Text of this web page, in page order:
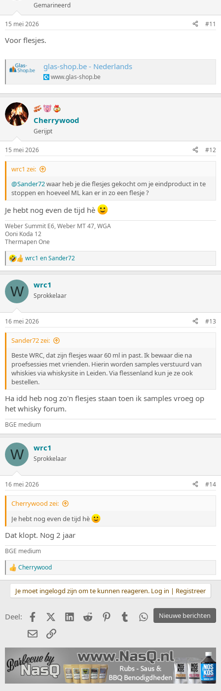
Gemarineerd
15 mei 2026 #11
Voor flesjes.
glas-shop.be - Nederlands
www.glas-shop.be
Cherrywood
Gerijpt
15 mei 2026 #12
wrc1 zei:
@Sander72waar heb je die flesjes gekocht om je eindproduct in te
stoppen en hoeveel ML kan er in zo een flesje ?
Je hebt nog even de tijd hè
Weber Summit E6, Weber MT 47, WGA
Ooni Koda 12
Thermapen One
W
a
r
d
e
n
g
e
wrc1 enSander72
W wrc1
Sprokkelaar
16 mei 2026 #13
Sander72 zei:
Beste WRC, dat zijn flesjes waar 60 ml in past. Ik bewaar die na
proefsessies met vrienden. Hierin worden samples verstuurd van
whiskies via whiskysite in Leiden. Via flessenland kun je ze ook
bestellen.
Ha idd heb nog zo'n flesjes staan toen ik samples vroeg op
het whisky forum.
BGE medium
W wrc1
Sprokkelaar
16 mei 2026 #14
Cherrywood zei:
Je hebt nog even de tijd hè
Dat klopt. Nog 2 jaar
BGE medium
W
a
a
r
e
n
:
Cherrywood
Je moet ingelogd zijn om te kunnen reageren. Log in | Registreer
Nieuwe berichten
Deel: FacebookX (Twitter)
LinkedIn
Reddit PinterestTumblrWhatsApp
E-mailkoppeling